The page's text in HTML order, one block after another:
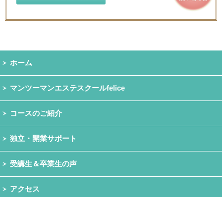
ホーム
マンツーマンエステスクールfelice
コースのご紹介
独立・開業サポート
受講生＆卒業生の声
アクセス